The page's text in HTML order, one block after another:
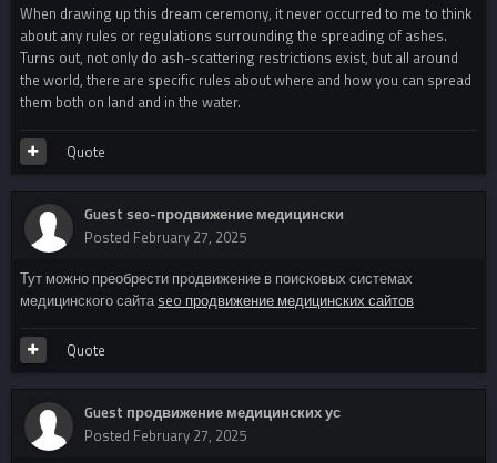
When drawing up this dream ceremony, it never occurred to me to think
about any rules or regulations surrounding the spreading of ashes.
Turns out, not only do ash-scattering restrictions exist, but all around
the world, there are specific rules about where and how you can spread
them both on land and in the water.
Quote
Guest seo-продвижение медицински
Posted February 27, 2025
Тут можно преобрести продвижение в поисковых системах
медицинского сайтаseo продвижение медицинских сайтов
Quote
Guest продвижение медицинских ус
Posted February 27, 2025